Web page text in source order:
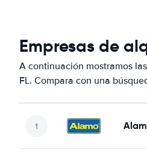
Empresas de
A continuación mostramos
FL. Compara con una